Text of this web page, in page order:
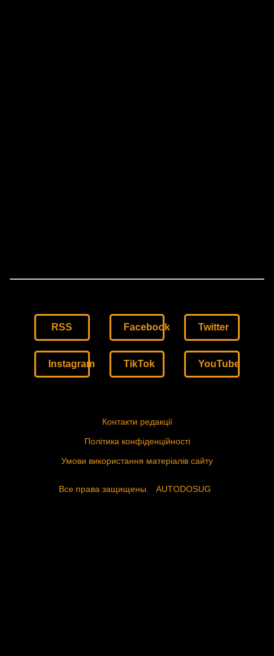
RSS Facebook Twitter
Instagram TikTok YouTube
Контакти редакції
Політика конфіденційності
Умови використання матеріалів сайту
Все права защищены. AUTODOSUG